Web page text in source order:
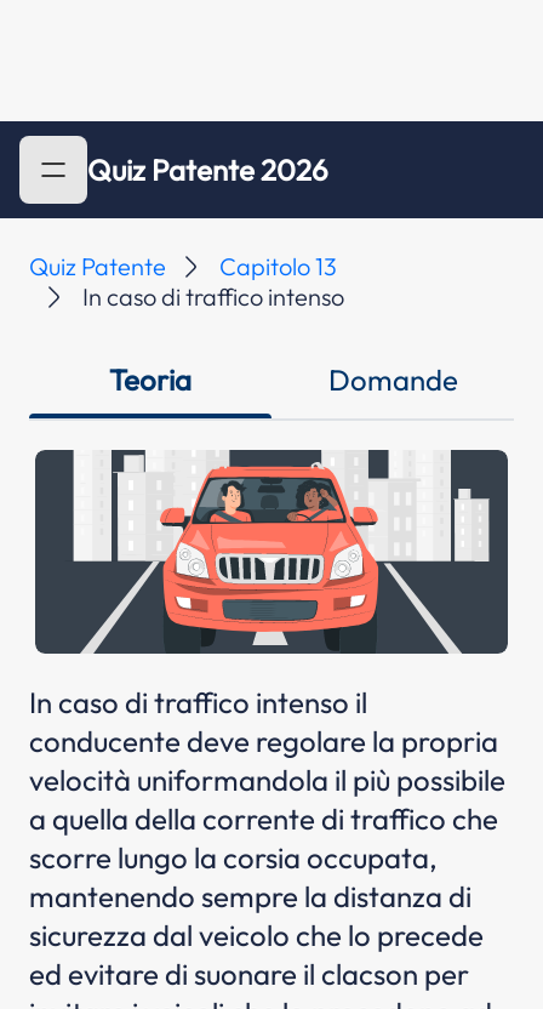
Quiz Patente 2026
Quiz Patente
Capitolo 13
In caso di traffico intenso
Teoria Domande
In caso di traffico intenso il
conducente deve regolare la propria
velocità uniformandola il più possibile
a quella della corrente di traffico che
scorre lungo la corsia occupata,
mantenendo sempre la distanza di
sicurezza dal veicolo che lo precede
ed evitare di suonare il clacson per